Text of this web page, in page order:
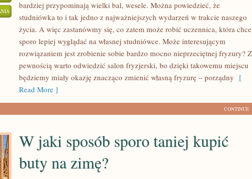
bardziej przypominają wielki bal, wesele. Można powiedzieć, że
studniówka to i tak jedno z najważniejszych wydarzeń w trakcie naszego
życia. A więc zastanówmy się, co zatem może robić uczennica, która chce
sporo lepiej wyglądać na własnej studniówce. Może interesującym
rozwiązaniem jest zrobienie sobie bardzo mocno nieprzeciętnej fryzury? Z
pewnością warto odwiedzić salon fryzjerski, bo dzięki takowemu miejscu
będziemy miały okazję znacząco zmienić własną fryzurę – porządny [
Read More ]
CONTINUE
W jaki sposób sporo taniej kupić
buty na zimę?